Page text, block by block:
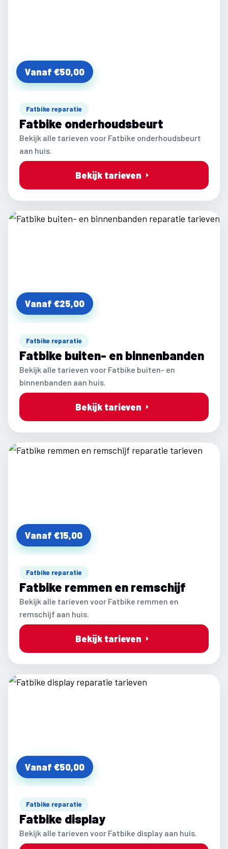
Vanaf €50,00
Fatbike reparatie
Fatbike onderhoudsbeurt
Bekijk alle tarieven voor Fatbike onderhoudsbeurt
aan huis.
Bekijk tarieven
Vanaf €25,00
Fatbike reparatie
Fatbike buiten- en binnenbanden
Bekijk alle tarieven voor Fatbike buiten- en
binnenbanden aan huis.
Bekijk tarieven
Vanaf €15,00
Fatbike reparatie
Fatbike remmen en remschijf
Bekijk alle tarieven voor Fatbike remmen en
remschijf aan huis.
Bekijk tarieven
Vanaf €50,00
Fatbike reparatie
Fatbike display
Bekijk alle tarieven voor Fatbike display aan huis.